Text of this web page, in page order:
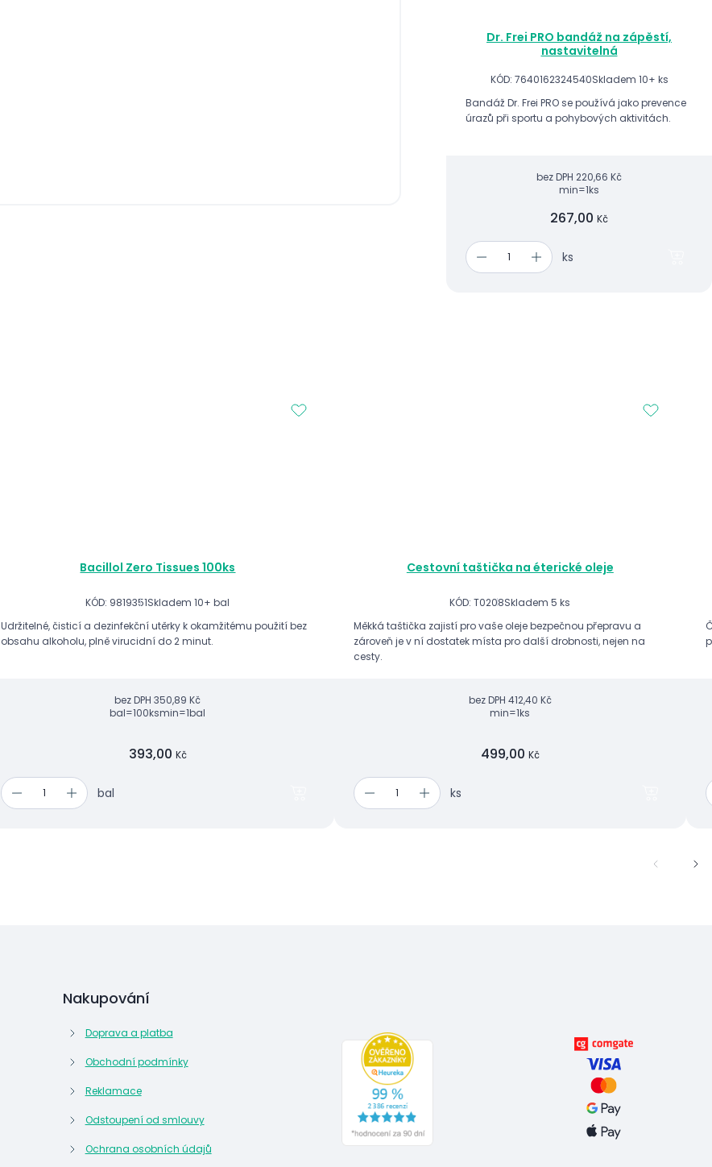
Dr. Frei PRO bandáž na zápěstí,
nastavitelná
KÓD: 7640162324540Skladem 10+ ks
Bandáž Dr. Frei PRO se používá jako prevence
úrazů při sportu a pohybových aktivitách.
bez DPH 220,66 Kč
min=1ks
267,00 Kč
ks
Bacillol Zero Tissues 100ks
KÓD: 9819351Skladem 10+ bal
Udržitelné, čisticí a dezinfekční utěrky k okamžitému použití bez
obsahu alkoholu, plně virucidní do 2 minut.
bez DPH 350,89 Kč
bal=100ksmin=1bal
393,00 Kč
bal
Cestovní taštička na éterické oleje
KÓD: T0208Skladem 5 ks
Měkká taštička zajistí pro vaše oleje bezpečnou přepravu a
zároveň je v ní dostatek místa pro další drobnosti, nejen na
cesty.
bez DPH 412,40 Kč
min=1ks
499,00 Kč
ks
Nakupování
Doprava a platba
Obchodní podmínky
Reklamace
Odstoupení od smlouvy
Ochrana osobních údajů